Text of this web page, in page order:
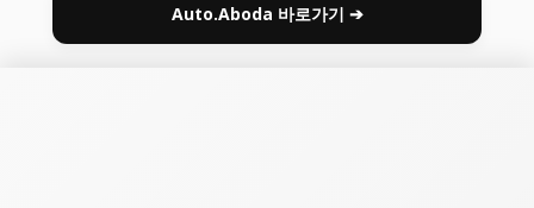
Auto.Aboda 바로가기 ➔